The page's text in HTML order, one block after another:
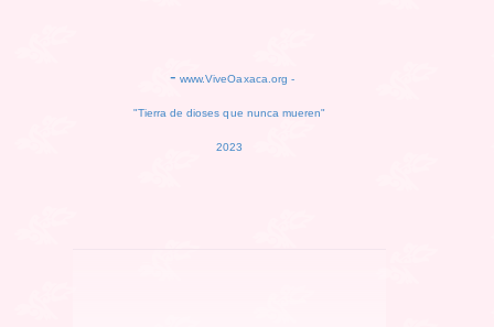
- www.ViveOaxaca.org -
"Tierra de dioses que nunca mueren"
2023